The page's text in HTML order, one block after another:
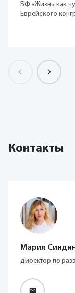
БФ «Жизнь как
Еврейского
Контакты
Мария
директор по